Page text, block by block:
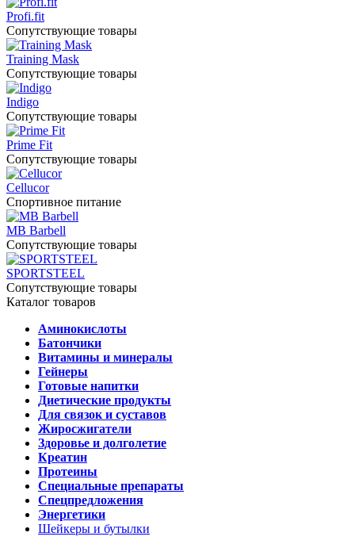
Profi.fit
Сопутствующие товары
Training Mask
Сопутствующие товары
Indigo
Сопутствующие товары
Prime Fit
Сопутствующие товары
Cellucor
Спортивное питание
MB Barbell
Сопутствующие товары
SPORTSTEEL
Сопутствующие товары
Каталог товаров
Аминокислоты
Батончики
Витамины и минералы
Гейнеры
Готовые напитки
Диетические продукты
Для связок и суставов
Жиросжигатели
Здоровье и долголетие
Креатин
Протеины
Специальные препараты
Спецпредложения
Энергетики
Шейкеры и бутылки